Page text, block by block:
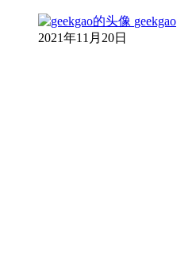
geekgao
2021年11月20日